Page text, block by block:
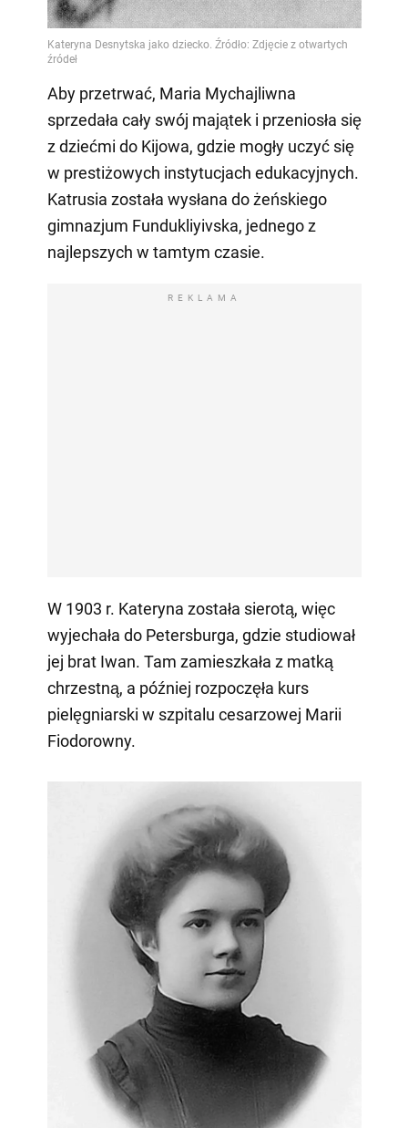
Aby przetrwać, Maria Mychajliwna
sprzedała cały swój majątek i przeniosła się
z dziećmi do Kijowa, gdzie mogły uczyć się
w prestiżowych instytucjach edukacyjnych.
Katrusia została wysłana do żeńskiego
gimnazjum Fundukliyivska, jednego z
najlepszych w tamtym czasie.
REKLAMA
W 1903 r. Kateryna została sierotą, więc
wyjechała do Petersburga, gdzie studiował
jej brat Iwan. Tam zamieszkała z matką
chrzestną, a później rozpoczęła kurs
pielęgniarski w szpitalu cesarzowej Marii
Fiodorowny.